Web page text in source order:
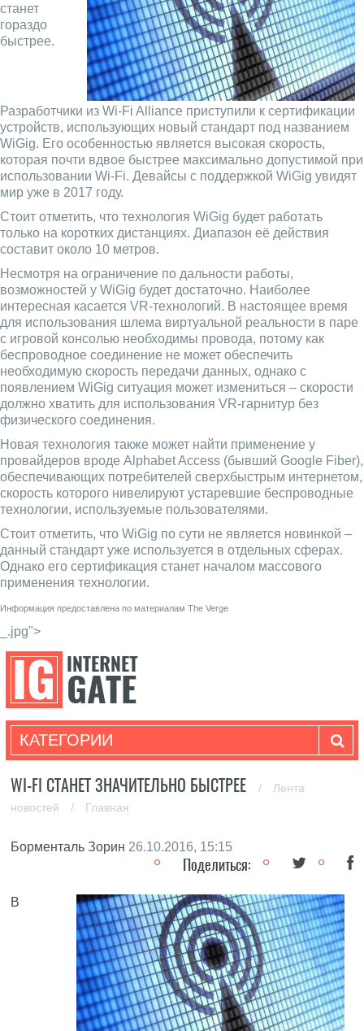
станет
гораздо
быстрее.
Разработчики из Wi-Fi Alliance приступили к сертификации
устройств, использующих новый стандарт под названием
WiGig. Его особенностью является высокая скорость,
которая почти вдвое быстрее максимально допустимой при
использовании Wi-Fi. Девайсы с поддержкой WiGig увидят
мир уже в 2017 году.
Стоит отметить, что технология WiGig будет работать
только на коротких дистанциях. Диапазон её действия
составит около 10 метров.
Несмотря на ограничение по дальности работы,
возможностей у WiGig будет достаточно. Наиболее
интересная касается VR-технологий. В настоящее время
для использования шлема виртуальной реальности в паре
с игровой консолью необходимы провода, потому как
беспроводное соединение не может обеспечить
необходимую скорость передачи данных, однако с
появлением WiGig ситуация может измениться – скорости
должно хватить для использования VR-гарнитур без
физического соединения.
Новая технология также может найти применение у
провайдеров вроде Alphabet Access (бывший Google Fiber),
обеспечивающих потребителей сверхбыстрым интернетом,
скорость которого нивелируют устаревшие беспроводные
технологии, используемые пользователями.
Стоит отметить, что WiGig по сути не является новинкой –
данный стандарт уже используется в отдельных сферах.
Однако его сертификация станет началом массового
применения технологии.
Информация предоставлена по материалам The Verge
_.jpg">
КАТЕГОРИИ
WI-FI СТАНЕТ ЗНАЧИТЕЛЬНО БЫСТРЕЕ /
Лента
новостей
/ Главная
Борменталь Зорин 26.10.2016, 15:15
Поделиться:
В